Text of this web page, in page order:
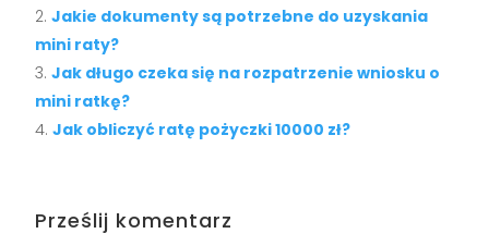
Jakie dokumenty są potrzebne do uzyskania
mini raty?
Jak długo czeka się na rozpatrzenie wniosku o
mini ratkę?
Jak obliczyć ratę pożyczki 10000 zł?
Prześlij komentarz